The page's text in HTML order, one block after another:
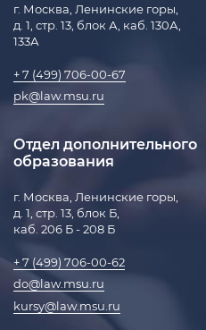
г. Москва, Ленинские горы,
д. 1, стр. 13, блок А, каб. 130А,
133А
+ 7 (499) 706-00-67
pk@law.msu.ru
Отдел дополнительного
образования
г. Москва, Ленинские горы,
д. 1, стр. 13, блок Б,
каб. 206 Б - 208 Б
+ 7 (499) 706-00-62
do@law.msu.ru
kursy@law.msu.ru